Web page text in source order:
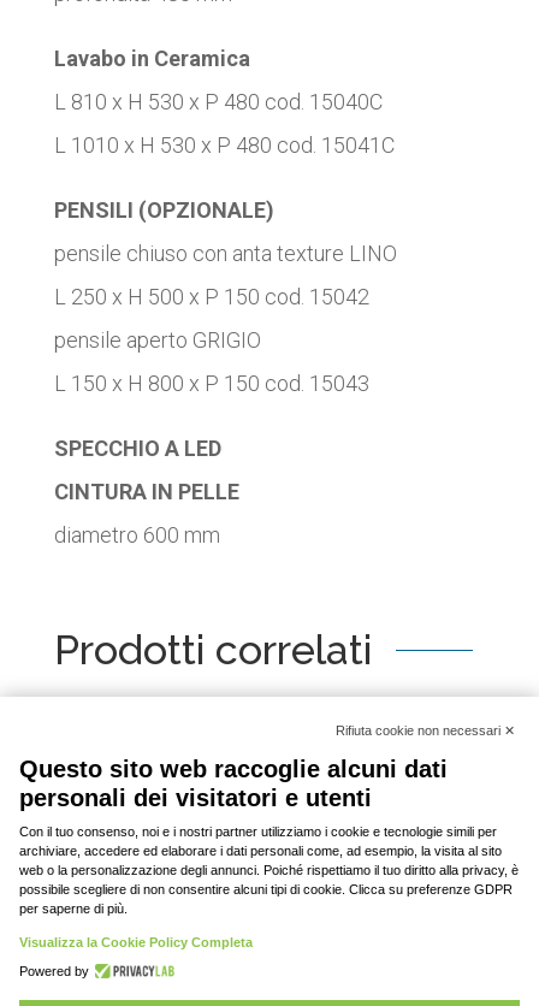
Lavabo in Ceramica
L 810 x H 530 x P 480 cod. 15040C
L 1010 x H 530 x P 480 cod. 15041C
PENSILI (OPZIONALE)
pensile chiuso con anta texture LINO
L 250 x H 500 x P 150 cod. 15042
pensile aperto GRIGIO
L 150 x H 800 x P 150 cod. 15043
SPECCHIO A LED
CINTURA IN PELLE
diametro 600 mm
Prodotti correlati
[woo_product_slider id="2798"]